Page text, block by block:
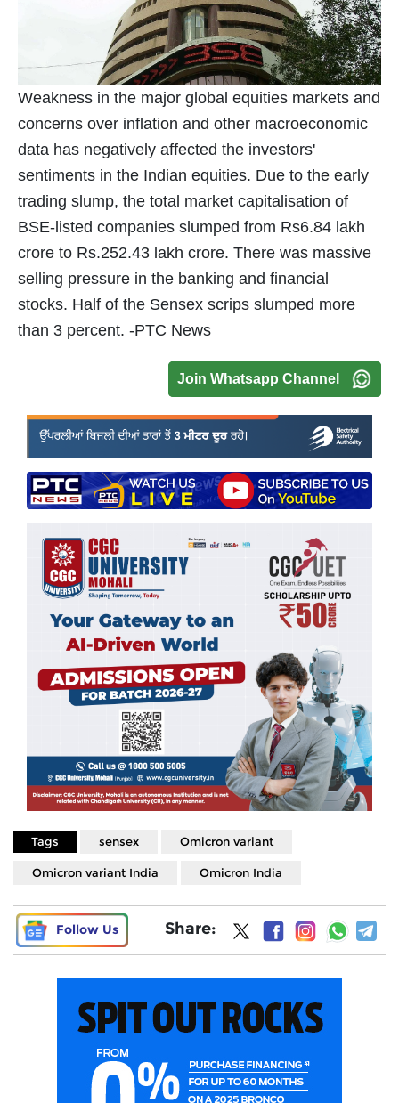
Weakness in the major global equities markets and
concerns over inflation and other macroeconomic
data has negatively affected the investors'
sentiments in the Indian equities. Due to the early
trading slump, the total market capitalisation of
BSE-listed companies slumped from Rs6.84 lakh
crore to Rs.252.43 lakh crore. There was massive
selling pressure in the banking and financial
stocks. Half of the Sensex scrips slumped more
than 3 percent. -PTC News
Join Whatsapp Channel
Tags sensex Omicron variant
Omicron variant India Omicron India
Follow Us Share: